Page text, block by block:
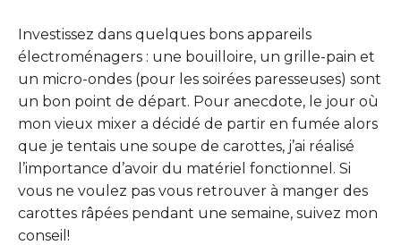
Investissez dans quelques bons appareils
électroménagers : une bouilloire, un grille-pain et
un micro-ondes (pour les soirées paresseuses) sont
un bon point de départ. Pour anecdote, le jour où
mon vieux mixer a décidé de partir en fumée alors
que je tentais une soupe de carottes, j’ai réalisé
l’importance d’avoir du matériel fonctionnel. Si
vous ne voulez pas vous retrouver à manger des
carottes râpées pendant une semaine, suivez mon
conseil!